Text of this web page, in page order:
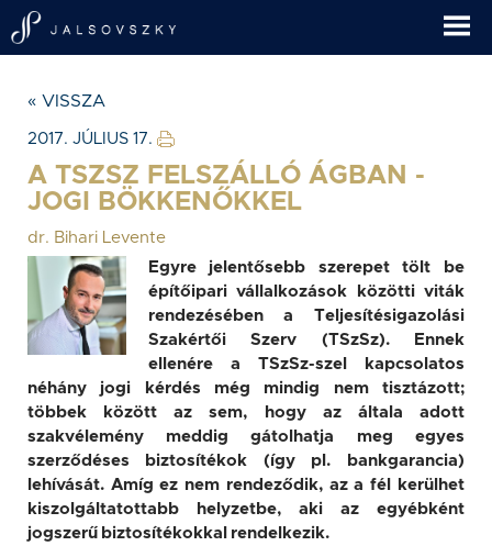
« VISSZA
2017. JÚLIUS 17.
A TSZSZ FELSZÁLLÓ ÁGBAN -
JOGI BÖKKENŐKKEL
dr. Bihari Levente
Egyre jelentősebb szerepet tölt be
építőipari vállalkozások közötti viták
rendezésében a Teljesítésigazolási
Szakértői Szerv (TSzSz). Ennek
ellenére a TSzSz-szel kapcsolatos
néhány jogi kérdés még mindig nem tisztázott;
többek között az sem, hogy az általa adott
szakvélemény meddig gátolhatja meg egyes
szerződéses biztosítékok (így pl. bankgarancia)
lehívását. Amíg ez nem rendeződik, az a fél kerülhet
kiszolgáltatottabb helyzetbe, aki az egyébként
jogszerű biztosítékokkal rendelkezik.